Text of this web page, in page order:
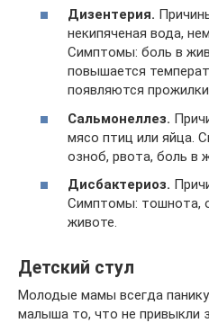
Дизентерия.
некипяченая вода,
Симптомы: боль в
повышается
появляются
Сальмонеллез.
мясо птиц или яйца.
озноб, рвота, боль в
Дисбактериоз.
Симптомы: тошнота,
животе.
Детский стул
Молодые мамы всегда
малыша то, что не привыкли